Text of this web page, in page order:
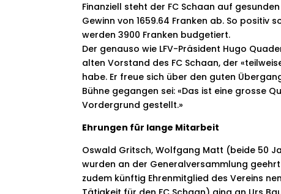
Finanziell steht der FC Schaan auf
Gewinn von 1659.64 Franken ab. So positiv
werden 3900 Franken budgetiert.
Der genauso wie LFV-Präsident Hugo
alten Vorstand des FC Schaan, der
habe. Er freue sich über den guten
Bühne gegangen sei: «Das ist eine grosse
Vordergrund gestellt.»
Ehrungen für lange Mitarbeit
Oswald Gritsch, Wolfgang Matt (beide 50
wurden an der Generalversammlung
zudem künftig Ehrenmitglied des Vereins